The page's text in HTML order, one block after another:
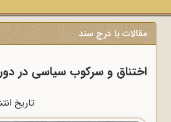
مقالات با درج سند
اختناق و سرکوب سیاسی در
تاریخ انتشار: 03